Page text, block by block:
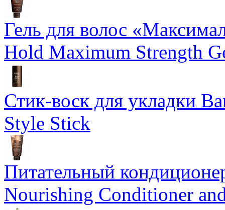
Гель для волос
Hold Maximum Strength
Стик-воск для укладки
Style Stick
Питательный
Nourishing Conditioner